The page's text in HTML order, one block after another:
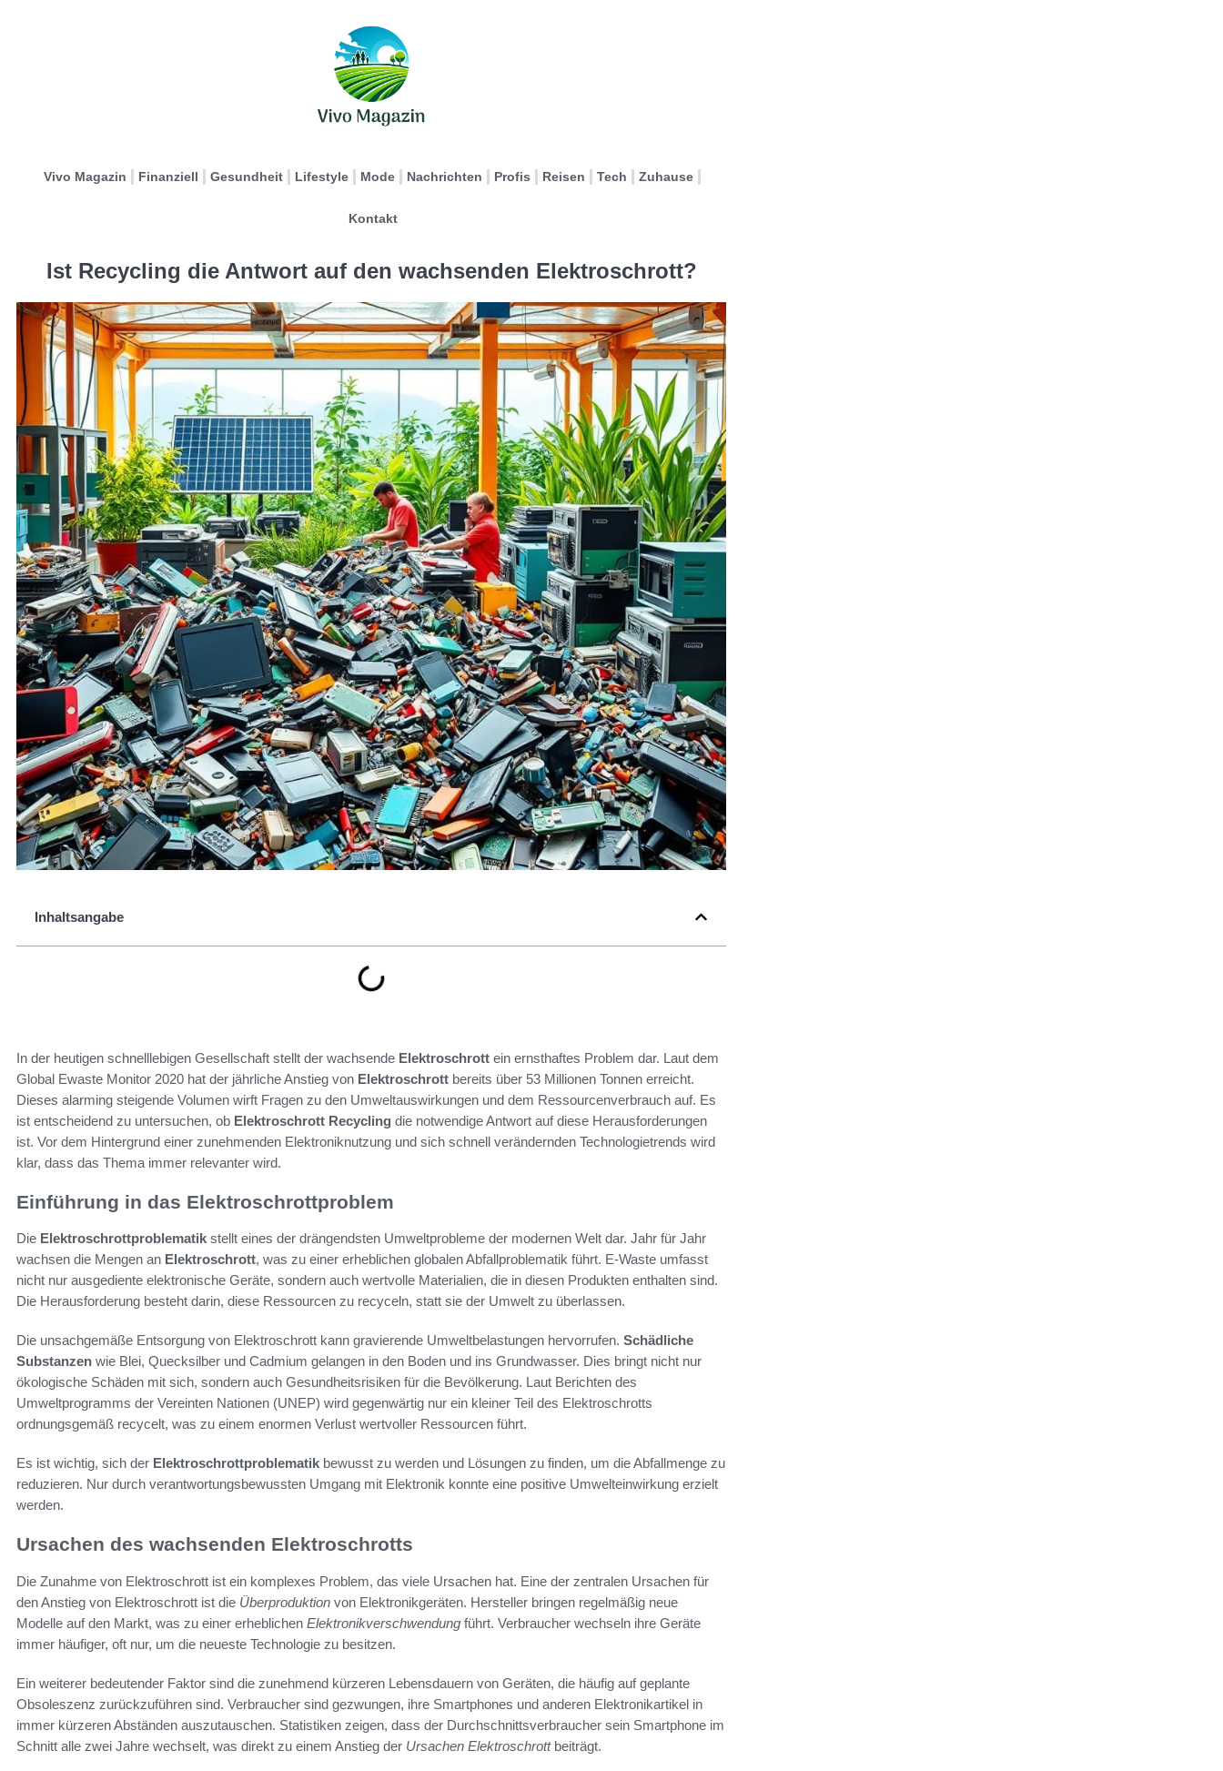
Vivo Magazin Finanziell Gesundheit Lifestyle Mode Nachrichten Profis Reisen Tech Zuhause
Kontakt
Ist Recycling die Antwort auf den wachsenden Elektroschrott?
Inhaltsangabe
In der heutigen schnelllebigen Gesellschaft stellt der wachsende Elektroschrott ein ernsthaftes Problem dar. Laut dem
Global Ewaste Monitor 2020 hat der jährliche Anstieg von Elektroschrott bereits über 53 Millionen Tonnen erreicht.
Dieses alarming steigende Volumen wirft Fragen zu den Umweltauswirkungen und dem Ressourcenverbrauch auf. Es
ist entscheidend zu untersuchen, ob Elektroschrott Recycling die notwendige Antwort auf diese Herausforderungen
ist. Vor dem Hintergrund einer zunehmenden Elektroniknutzung und sich schnell verändernden Technologietrends wird
klar, dass das Thema immer relevanter wird.
Einführung in das Elektroschrottproblem
Die Elektroschrottproblematik stellt eines der drängendsten Umweltprobleme der modernen Welt dar. Jahr für Jahr
wachsen die Mengen an Elektroschrott, was zu einer erheblichen globalen Abfallproblematik führt. E-Waste umfasst
nicht nur ausgediente elektronische Geräte, sondern auch wertvolle Materialien, die in diesen Produkten enthalten sind.
Die Herausforderung besteht darin, diese Ressourcen zu recyceln, statt sie der Umwelt zu überlassen.
Die unsachgemäße Entsorgung von Elektroschrott kann gravierende Umweltbelastungen hervorrufen. Schädliche
Substanzen wie Blei, Quecksilber und Cadmium gelangen in den Boden und ins Grundwasser. Dies bringt nicht nur
ökologische Schäden mit sich, sondern auch Gesundheitsrisiken für die Bevölkerung. Laut Berichten des
Umweltprogramms der Vereinten Nationen (UNEP) wird gegenwärtig nur ein kleiner Teil des Elektroschrotts
ordnungsgemäß recycelt, was zu einem enormen Verlust wertvoller Ressourcen führt.
Es ist wichtig, sich der Elektroschrottproblematik bewusst zu werden und Lösungen zu finden, um die Abfallmenge zu
reduzieren. Nur durch verantwortungsbewussten Umgang mit Elektronik konnte eine positive Umwelteinwirkung erzielt
werden.
Ursachen des wachsenden Elektroschrotts
Die Zunahme von Elektroschrott ist ein komplexes Problem, das viele Ursachen hat. Eine der zentralen Ursachen für
den Anstieg von Elektroschrott ist die Überproduktion von Elektronikgeräten. Hersteller bringen regelmäßig neue
Modelle auf den Markt, was zu einer erheblichen Elektronikverschwendung führt. Verbraucher wechseln ihre Geräte
immer häufiger, oft nur, um die neueste Technologie zu besitzen.
Ein weiterer bedeutender Faktor sind die zunehmend kürzeren Lebensdauern von Geräten, die häufig auf geplante
Obsoleszenz zurückzuführen sind. Verbraucher sind gezwungen, ihre Smartphones und anderen Elektronikartikel in
immer kürzeren Abständen auszutauschen. Statistiken zeigen, dass der Durchschnittsverbraucher sein Smartphone im
Schnitt alle zwei Jahre wechselt, was direkt zu einem Anstieg der Ursachen Elektroschrottbeiträgt.